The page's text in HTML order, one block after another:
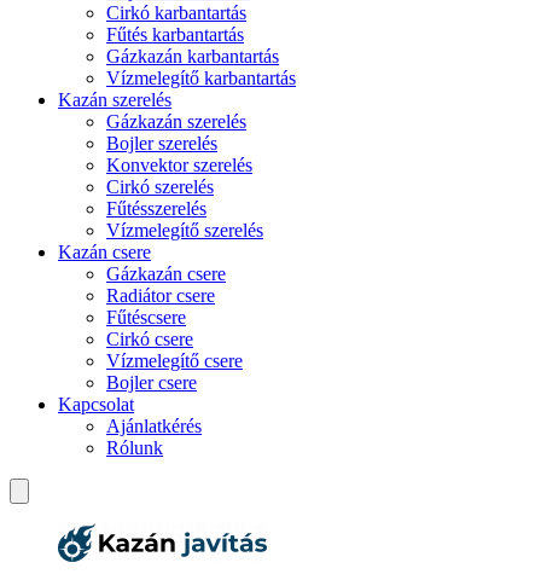
Cirkó karbantartás
Fűtés karbantartás
Gázkazán karbantartás
Vízmelegítő karbantartás
Kazán szerelés
Gázkazán szerelés
Bojler szerelés
Konvektor szerelés
Cirkó szerelés
Fűtésszerelés
Vízmelegítő szerelés
Kazán csere
Gázkazán csere
Radiátor csere
Fűtéscsere
Cirkó csere
Vízmelegítő csere
Bojler csere
Kapcsolat
Ajánlatkérés
Rólunk